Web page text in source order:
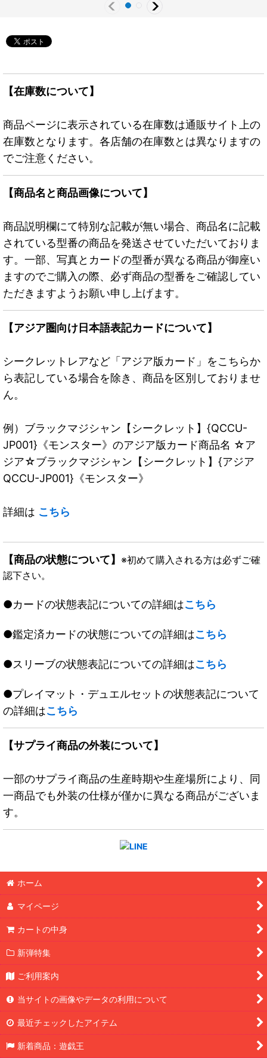
【在庫数について】
商品ページに表示されている在庫数は通販サイト上の
在庫数となります。各店舗の在庫数とは異なりますの
でご注意ください。
【商品名と商品画像について】
商品説明欄にて特別な記載が無い場合、商品名に記載
されている型番の商品を発送させていただいておりま
す。一部、写真とカードの型番が異なる商品が御座い
ますのでご購入の際、必ず商品の型番をご確認してい
ただきますようお願い申し上げます。
【アジア圏向け日本語表記カードについて】
シークレットレアなど「アジア版カード」をこちらか
ら表記している場合を除き、商品を区別しておりませ
ん。
例）ブラックマジシャン【シークレット】{QCCU-
JP001}《モンスター》のアジア版カード商品名 ☆ア
ジア☆ブラックマジシャン【シークレット】{アジア
QCCU-JP001}《モンスター》
詳細は こちら
【商品の状態について】 ※初めて購入される方は必ずご確
認下さい。
●カードの状態表記についての詳細はこちら
●鑑定済カードの状態についての詳細はこちら
●スリーブの状態表記についての詳細はこちら
●プレイマット・デュエルセットの状態表記について
の詳細はこちら
【サプライ商品の外装について】
一部のサプライ商品の生産時期や生産場所により、同
一商品でも外装の仕様が僅かに異なる商品がございま
す。
ホーム
マイページ
カートの中身
新弾特集
ご利用案内
当サイトの画像やデータの利用について
最近チェックしたアイテム
新着商品：遊戯王